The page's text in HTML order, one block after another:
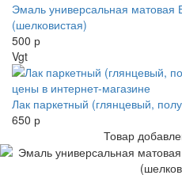
Эмаль универсальная
(шелковистая)
500 р
Vgt
Лак паркетный (глянцевый,
650 р
Товар